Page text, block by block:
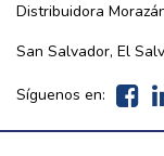
Distribuidora
San Salvador, El
Síguenos en: